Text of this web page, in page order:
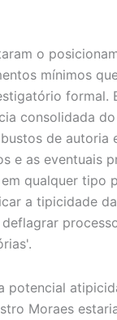
o
mínimos
formal.
consolidada
de
e as eventuais
qualquer tipo
a tipicidade
potencial
Moraes